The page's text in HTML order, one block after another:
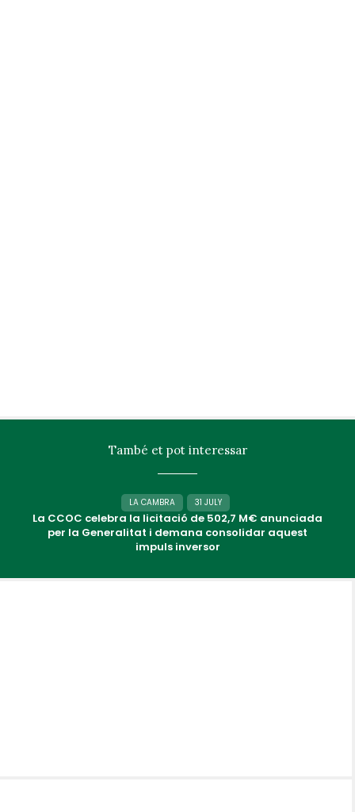
També et pot interessar
LA CAMBRA 31 JULY
La CCOC celebra la licitació de 502,7 M€ anunciada
per la Generalitat i demana consolidar aquest
impuls inversor